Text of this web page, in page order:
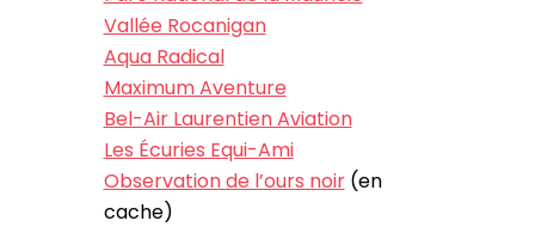
Vallée Rocanigan
Aqua Radical
Maximum Aventure
Bel-Air Laurentien Aviation
Les Écuries Equi-Ami
Observation de l’ours noir(en
cache)